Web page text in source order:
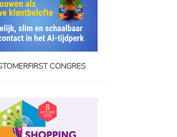
CONGRES